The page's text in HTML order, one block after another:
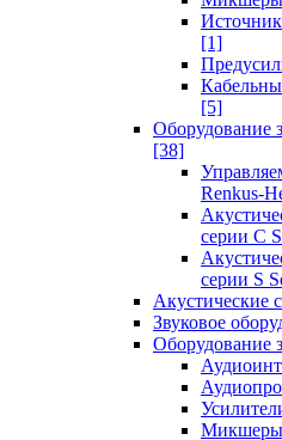
[1]
[5]
Оборудование
[38]
Renkus-
серии C
серии S
Акустические
Звуковое
Оборудование
Микшеры